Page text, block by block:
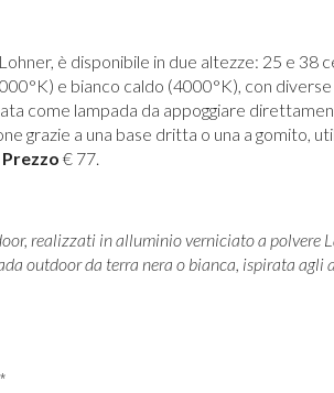
è disponibile in due altezze: 25 e 38
e bianco caldo (4000°K), con
come lampada da appoggiare
grazie a una base dritta o una a gomito,
Prezzo € 77.
realizzati in alluminio verniciato a polvere
outdoor da terra nera o bianca, ispirata agli
*